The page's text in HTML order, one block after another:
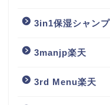
3in1保湿シャン
3manjp楽天
3rd Menu楽天